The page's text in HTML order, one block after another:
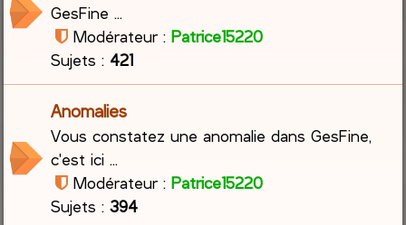
GesFine ...
Modérateur : Patrice15220
Sujets : 421
Anomalies
Vous constatez une anomalie dans GesFine,
c'est ici ...
Modérateur : Patrice15220
Sujets :394